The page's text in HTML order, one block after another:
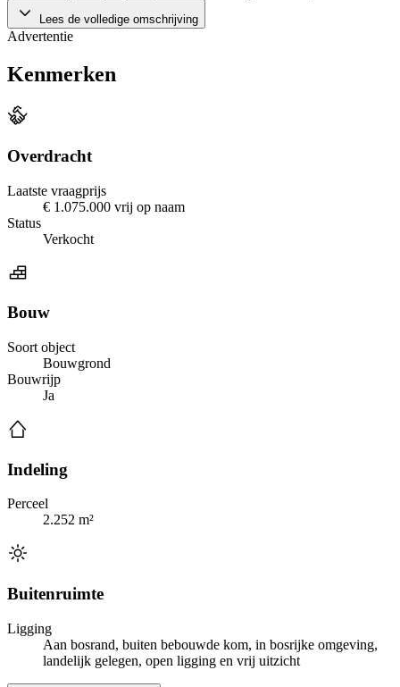
Lees de volledige omschrijving
Advertentie
Kenmerken
Overdracht
Laatste vraagprijs
€ 1.075.000 vrij op naam
Status
Verkocht
Bouw
Soort object
Bouwgrond
Bouwrijp
Ja
Indeling
Perceel
2.252 m²
Buitenruimte
Ligging
Aan bosrand, buiten bebouwde kom, in bosrijke omgeving,
landelijk gelegen, open ligging en vrij uitzicht